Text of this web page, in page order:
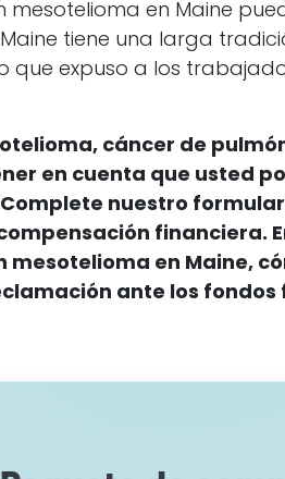
mesotelioma en Maine
tiene una larga
que expuso a los
, cáncer de
en cuenta que usted
Complete nuestro
financiera.
en Maine,
ante los